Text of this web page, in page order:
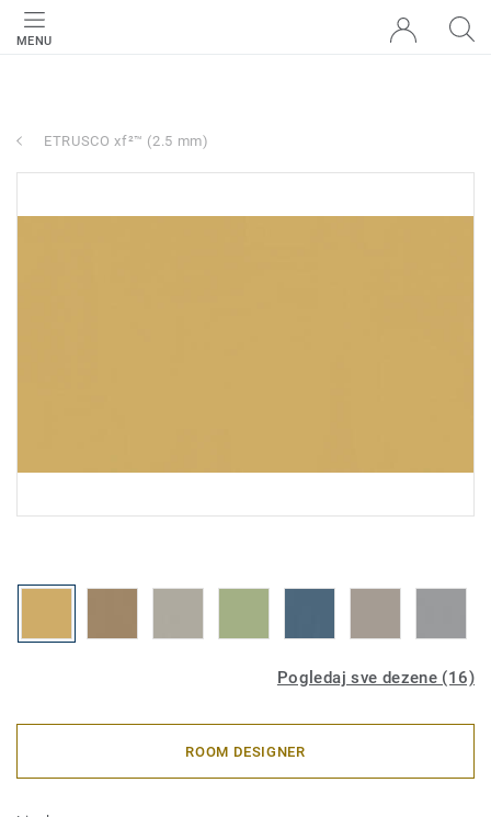
MENU
ETRUSCO xf²™ (2.5 mm)
Pogledaj sve dezene (16)
ROOM DESIGNER